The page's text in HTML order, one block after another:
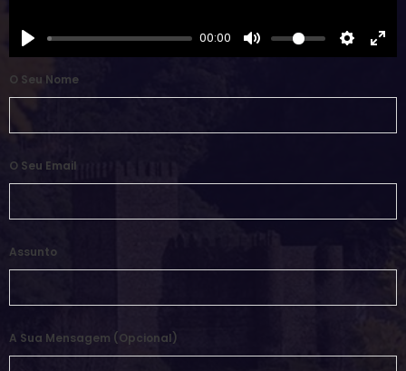
00:00
O Seu Nome
O Seu Email
Assunto
A Sua Mensagem (opcional)